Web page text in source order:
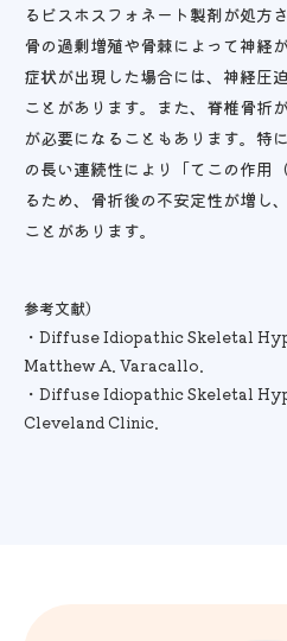
るビスホスフォネート製剤が処方
骨の過剰増殖や骨棘によって神経
症状が出現した場合には、神経圧
ことがあります。また、脊椎骨折
が必要になることもあります。特
の長い連続性により「てこの作用
るため、骨折後の不安定性が増し
ことがあります。
参考文献）
・Diffuse Idiopathic Skeletal
Matthew A. Varacallo.
・Diffuse Idiopathic Skeletal
Cleveland Clinic.